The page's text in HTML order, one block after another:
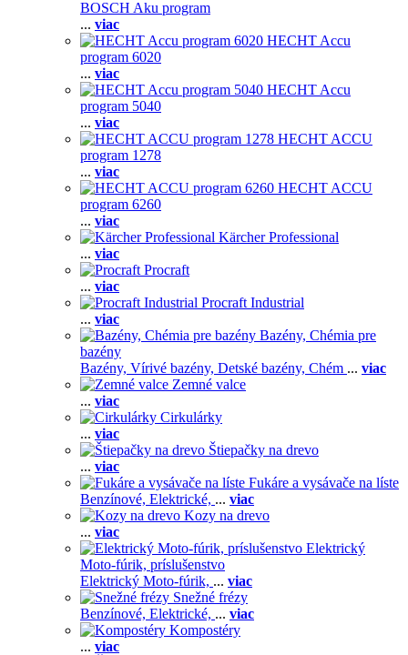
BOSCH Aku program
... viac
HECHT Accu
program 6020
... viac
HECHT Accu
program 5040
... viac
HECHT ACCU
program 1278
... viac
HECHT ACCU
program 6260
... viac
Kärcher Professional
... viac
Procraft
... viac
Procraft Industrial
... viac
Bazény, Chémia pre
bazény
Bazény, Vírivé bazény, Detské bazény, Chém ... viac
Zemné valce
... viac
Cirkulárky
... viac
Štiepačky na drevo
... viac
Fukáre a vysávače na líste
Benzínové, Elektrické, ... viac
Kozy na drevo
... viac
Elektrický
Moto-fúrik, príslušenstvo
Elektrický Moto-fúrik, ... viac
Snežné frézy
Benzínové, Elektrické, ... viac
Kompostéry
... viac